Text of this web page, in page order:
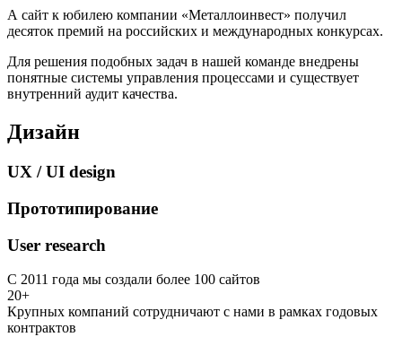
А сайт к юбилею компании «Металлоинвест» получил
десяток премий на российских и международных конкурсах.
Для решения подобных задач в нашей команде внедрены
понятные системы управления процессами и существует
внутренний аудит качества.
Дизайн
UX / UI design
Прототипирование
User research
С 2011 года мы создали более 100 сайтов
20+
Крупных компаний сотрудничают с нами в рамках годовых
контрактов